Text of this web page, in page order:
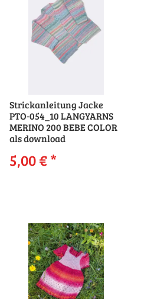
Strickanleitung Jacke
PTO-054_10 LANGYARNS
MERINO 200 BEBE COLOR
als download
5,00 €*